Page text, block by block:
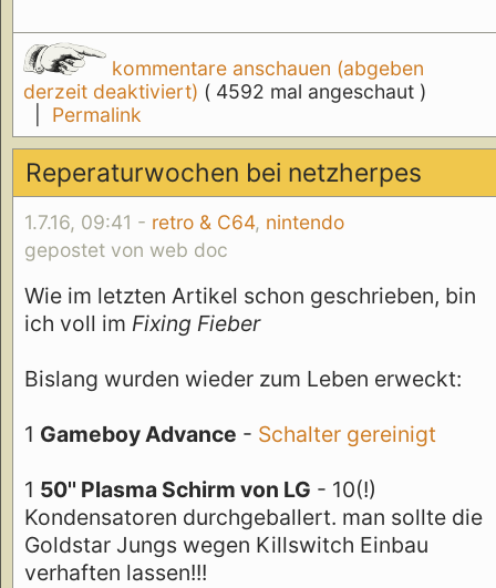
kommentare anschauen (abgeben
derzeit deaktiviert) ( 4592 mal angeschaut )
Permalink
Reperaturwochen bei netzherpes
1.7.16, 09:41 - retro & C64, nintendo
gepostet von web doc
Wie im letzten Artikel schon geschrieben, bin
ich voll im Fixing Fieber
Bislang wurden wieder zum Leben erweckt:
1 Gameboy Advance - Schalter gereinigt
1 50'' Plasma Schirm von LG - 10(!)
Kondensatoren durchgeballert. man sollte die
Goldstar Jungs wegen Killswitch Einbau
verhaften lassen!!!